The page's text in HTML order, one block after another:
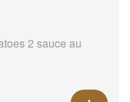
2 sauce au